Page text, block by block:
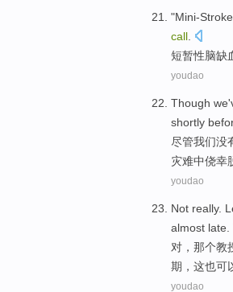
"Mini-Stroke
call
短暂性脑缺
youdao
Though we
shortly
尽管我们没
灾难中侥幸
youdao
Not really.
almost late
对， 那个教
期 ， 这也可
youdao